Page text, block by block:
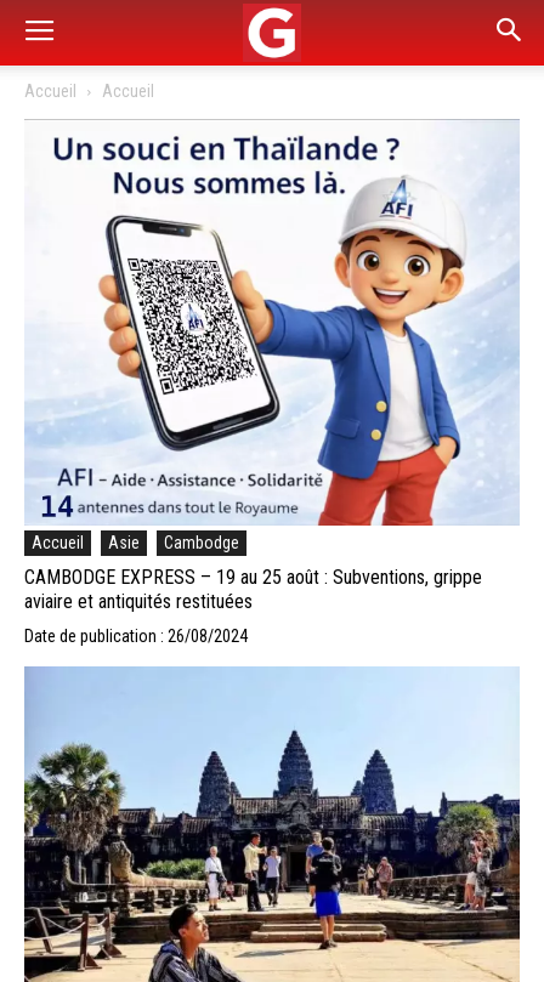
Accueil Accueil
Accueil Asie Cambodge
CAMBODGE EXPRESS – 19 au 25 août : Subventions, grippe
aviaire et antiquités restituées
Date de publication : 26/08/2024